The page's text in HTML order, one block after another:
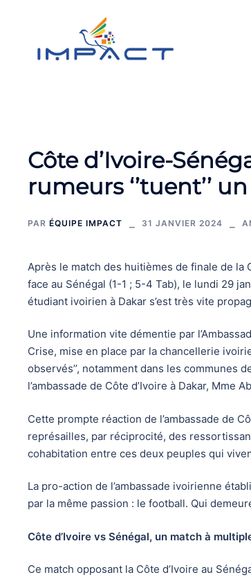
Côte d’Ivoire-
rumeurs ‘’tuent’’
PAR ÉQUIPE IMPACT 31 JANVIER 2024
Après le match des huitièmes de finale de la
face au Sénégal (1-1 ; 5-4 Tab), le lundi 29
étudiant ivoirien à Dakar s’est très vite
Une information vite démentie par
Crise, mise en place par la chancellerie
observés’’, notamment dans les communes
l’ambassade de Côte d’Ivoire à Dakar, Mme
Cette prompte réaction de l’ambassade de
représailles, par réciprocité, des
cohabitation entre ces deux peuples qui
La pro-action de l’ambassade ivoirienne
par la même passion : le football. Qui
Côte d’Ivoire vs Sénégal, un match à
Ce match opposant la Côte d’Ivoire au